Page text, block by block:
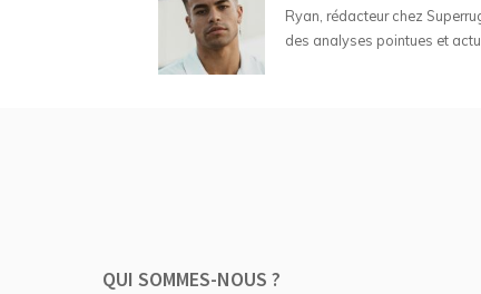
Ryan, rédacteur chez
des analyses pointues et
QUI SOMMES-NOUS ?